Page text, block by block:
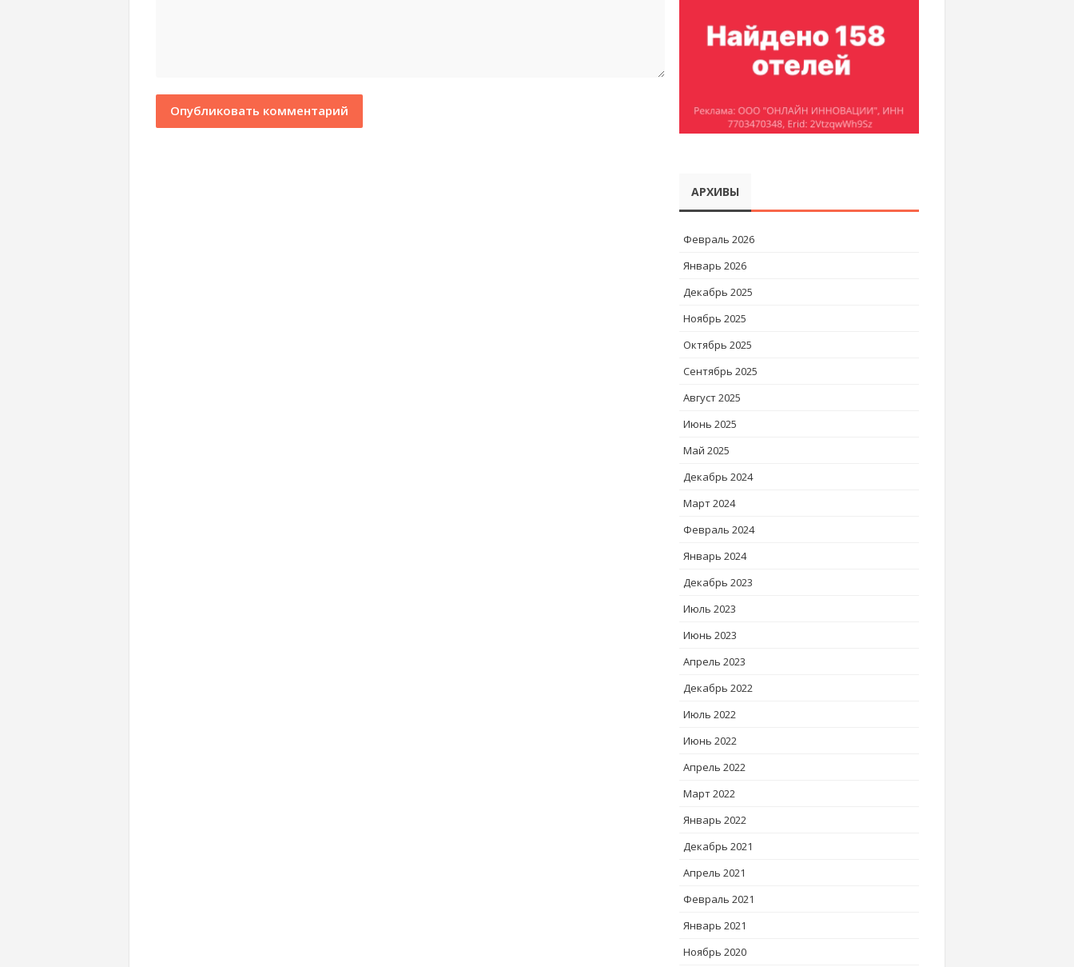
АРХИВЫ
Февраль 2026
Январь 2026
Декабрь 2025
Ноябрь 2025
Октябрь 2025
Сентябрь 2025
Август 2025
Июнь 2025
Май 2025
Декабрь 2024
Март 2024
Февраль 2024
Январь 2024
Декабрь 2023
Июль 2023
Июнь 2023
Апрель 2023
Декабрь 2022
Июль 2022
Июнь 2022
Апрель 2022
Март 2022
Январь 2022
Декабрь 2021
Апрель 2021
Февраль 2021
Январь 2021
Ноябрь 2020